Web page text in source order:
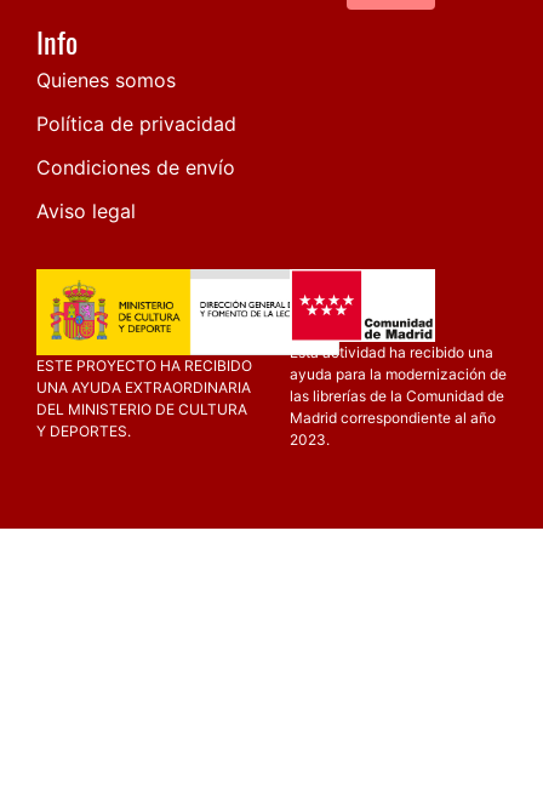
Info
Quienes somos
Política de privacidad
Condiciones de envío
Aviso legal
ESTE PROYECTO HA RECIBIDO
UNA AYUDA EXTRAORDINARIA
DEL MINISTERIO DE CULTURA
Y DEPORTES.
Esta actividad ha recibido una
ayuda para la modernización de
las librerías de la Comunidad de
Madrid correspondiente al año
2023.